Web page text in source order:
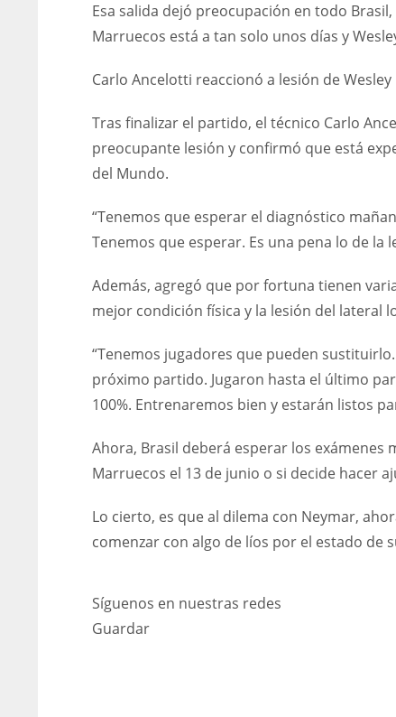
Esa salida dejó preocupación en todo
Marruecos está a tan solo unos días y
Carlo Ancelotti reaccionó a lesión de Wesley
Tras finalizar el partido, el técnico Carlo
preocupante lesión y confirmó que está
del Mundo.
“Tenemos que esperar el diagnóstico
Tenemos que esperar. Es una pena lo de la
Además, agregó que por fortuna tienen
mejor condición física y la lesión del lateral
“Tenemos jugadores que pueden
próximo partido. Jugaron hasta el último
100%. Entrenaremos bien y estarán listos
Ahora, Brasil deberá esperar los exámenes
Marruecos el 13 de junio o si decide hacer
Lo cierto, es que al dilema con Neymar,
comenzar con algo de líos por el estado de
Síguenos en nuestras redes
Guardar